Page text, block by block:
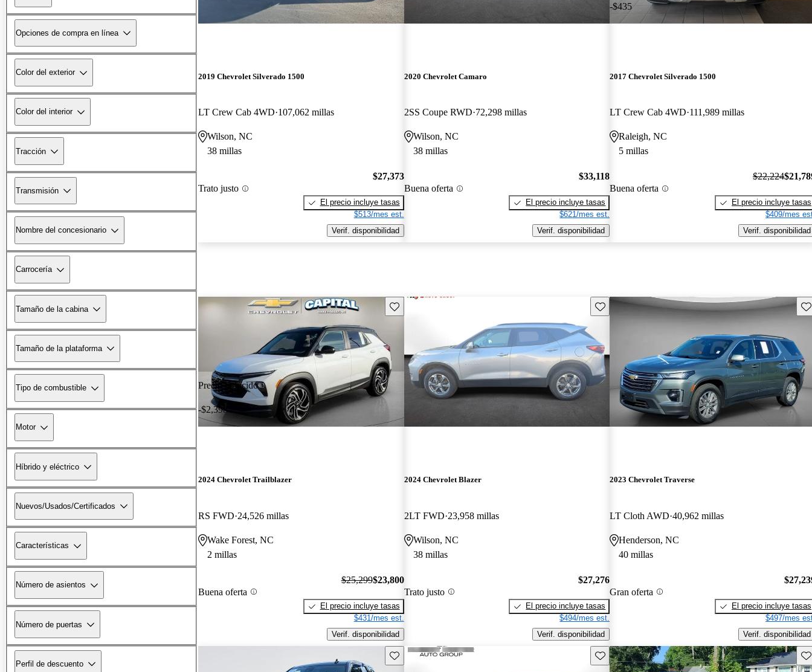
Opciones de compra en línea
Color del exterior
Color del interior
Tracción
Transmisión
Nombre del concesionario
Carrocería
Tamaño de la cabina
Tamaño de la plataforma
Tipo de combustible
Motor
Híbrido y eléctrico
Nuevos/Usados/Certificados
Características
Número de asientos
Número de puertas
Perfil de descuento
2019 Chevrolet Silverado 1500
LT Crew Cab 4WD 107,062 millas
Wilson, NC
38 millas
Trato justo
$27,373
El precio incluye tasas
$513/mes est.
Verif. disponibilidad
2020 Chevrolet Camaro
2SS Coupe RWD 72,298 millas
Wilson, NC
38 millas
Buena oferta
$33,118
El precio incluye tasas
$621/mes est.
Verif. disponibilidad
-$435
2017 Chevrolet Silverado 1500
LT Crew Cab 4WD 111,989 millas
Raleigh, NC
5 millas
Buena oferta
$22,224
El precio incluye tasas
$409/mes
Verif. disponibilidad
Precio reducido
-$2,398
Guarda este Aviso
2024 Chevrolet Trailblazer
RS FWD 24,526 millas
Wake Forest, NC
2 millas
Buena oferta
$25,299$23,800
El precio incluye tasas
$431/mes est.
Verif. disponibilidad
Guarda este Aviso
2024 Chevrolet Blazer
2LT FWD 23,958 millas
Wilson, NC
38 millas
Trato justo
$27,276
El precio incluye tasas
$494/mes est.
Verif. disponibilidad
2023 Chevrolet Traverse
LT Cloth AWD 40,962 millas
Henderson, NC
40 millas
Gran oferta
El precio incluye tasas
$497/mes
Verif. disponibilidad
Guarda este Aviso Guarda este Aviso